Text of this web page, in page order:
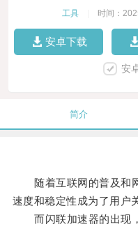
工具 时间：
安卓下载
安
简介
随着互联网的普及和网
速度和稳定性成为了用户
而闪联加速器的出现，